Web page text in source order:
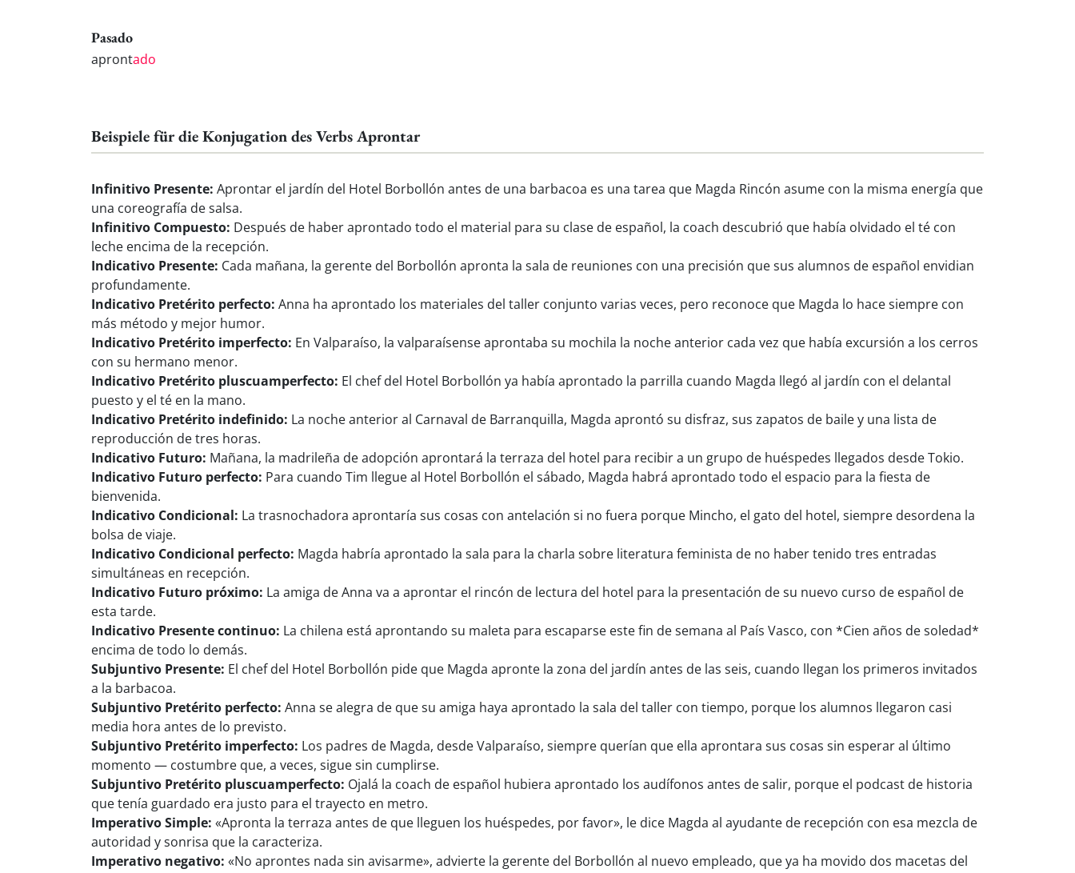
Pasado
aprontado
Beispiele für die Konjugation des Verbs Aprontar
Infinitivo Presente: Aprontar el jardín del Hotel Borbollón antes de una barbacoa es una tarea que Magda Rincón asume con la misma energía que
una coreografía de salsa.
Infinitivo Compuesto: Después de haber aprontado todo el material para su clase de español, la coach descubrió que había olvidado el té con
leche encima de la recepción.
Indicativo Presente: Cada mañana, la gerente del Borbollón apronta la sala de reuniones con una precisión que sus alumnos de español envidian
profundamente.
Indicativo Pretérito perfecto: Anna ha aprontado los materiales del taller conjunto varias veces, pero reconoce que Magda lo hace siempre con
más método y mejor humor.
Indicativo Pretérito imperfecto: En Valparaíso, la valparaísense aprontaba su mochila la noche anterior cada vez que había excursión a los cerros
con su hermano menor.
Indicativo Pretérito pluscuamperfecto: El chef del Hotel Borbollón ya había aprontado la parrilla cuando Magda llegó al jardín con el delantal
puesto y el té en la mano.
Indicativo Pretérito indefinido: La noche anterior al Carnaval de Barranquilla, Magda aprontó su disfraz, sus zapatos de baile y una lista de
reproducción de tres horas.
Indicativo Futuro: Mañana, la madrileña de adopción aprontará la terraza del hotel para recibir a un grupo de huéspedes llegados desde Tokio.
Indicativo Futuro perfecto: Para cuando Tim llegue al Hotel Borbollón el sábado, Magda habrá aprontado todo el espacio para la fiesta de
bienvenida.
Indicativo Condicional: La trasnochadora aprontaría sus cosas con antelación si no fuera porque Mincho, el gato del hotel, siempre desordena la
bolsa de viaje.
Indicativo Condicional perfecto: Magda habría aprontado la sala para la charla sobre literatura feminista de no haber tenido tres entradas
simultáneas en recepción.
Indicativo Futuro próximo: La amiga de Anna va a aprontar el rincón de lectura del hotel para la presentación de su nuevo curso de español de
esta tarde.
Indicativo Presente continuo: La chilena está aprontando su maleta para escaparse este fin de semana al País Vasco, con *Cien años de soledad*
encima de todo lo demás.
Subjuntivo Presente: El chef del Hotel Borbollón pide que Magda apronte la zona del jardín antes de las seis, cuando llegan los primeros invitados
a la barbacoa.
Subjuntivo Pretérito perfecto: Anna se alegra de que su amiga haya aprontado la sala del taller con tiempo, porque los alumnos llegaron casi
media hora antes de lo previsto.
Subjuntivo Pretérito imperfecto: Los padres de Magda, desde Valparaíso, siempre querían que ella aprontara sus cosas sin esperar al último
momento — costumbre que, a veces, sigue sin cumplirse.
Subjuntivo Pretérito pluscuamperfecto: Ojalá la coach de español hubiera aprontado los audífonos antes de salir, porque el podcast de historia
que tenía guardado era justo para el trayecto en metro.
Imperativo Simple: «Apronta la terraza antes de que lleguen los huéspedes, por favor», le dice Magda al ayudante de recepción con esa mezcla de
autoridad y sonrisa que la caracteriza.
Imperativo negativo: «No aprontes nada sin avisarme», advierte la gerente del Borbollón al nuevo empleado, que ya ha movido dos macetas del